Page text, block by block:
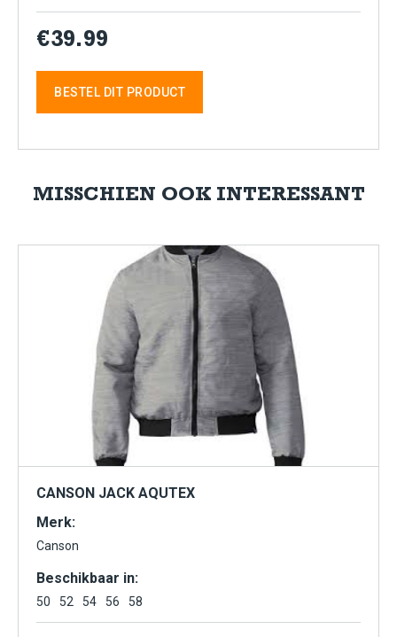
€39.99
BESTEL DIT PRODUCT
MISSCHIEN OOK INTERESSANT
CANSON JACK AQUTEX
Merk:
Canson
Beschikbaar in:
50 52 54 56 58